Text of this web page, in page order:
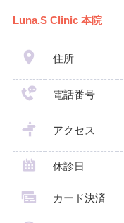
Luna.S Clinic 本院
住所
電話番号
アクセス
休診日
カード決済